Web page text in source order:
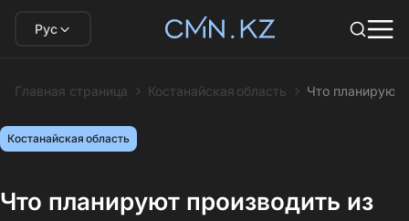
Рус
Главная страница Костанайская область Что планируют
Костанайская область
Что планируют производить из